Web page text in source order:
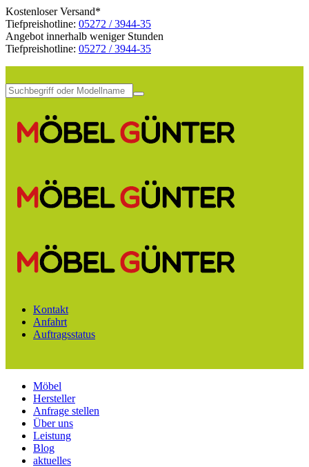
Kostenloser Versand*
Tiefpreishotline: 05272 / 3944-35
Angebot innerhalb weniger Stunden
Tiefpreishotline: 05272 / 3944-35
Kontakt
Anfahrt
Auftragsstatus
Möbel
Hersteller
Anfrage stellen
Über uns
Leistung
Blog
aktuelles